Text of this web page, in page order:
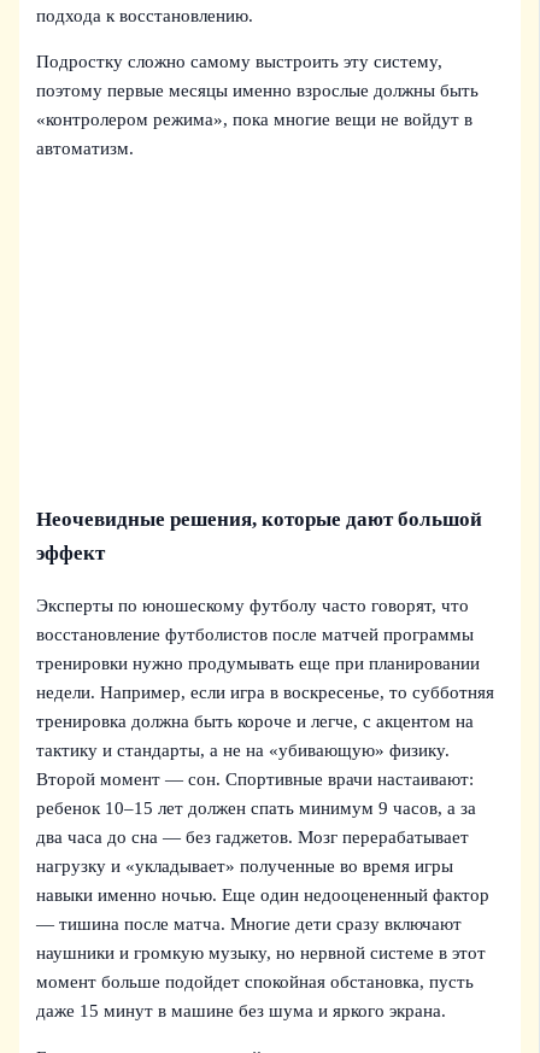
подхода к восстановлению.
Подростку сложно самому выстроить эту систему,
поэтому первые месяцы именно взрослые должны быть
«контролером режима», пока многие вещи не войдут в
автоматизм.
Неочевидные решения, которые дают большой
эффект
Эксперты по юношескому футболу часто говорят, что
восстановление футболистов после матчей программы
тренировки нужно продумывать еще при планировании
недели. Например, если игра в воскресенье, то субботняя
тренировка должна быть короче и легче, с акцентом на
тактику и стандарты, а не на «убивающую» физику.
Второй момент — сон. Спортивные врачи настаивают:
ребенок 10–15 лет должен спать минимум 9 часов, а за
два часа до сна — без гаджетов. Мозг перерабатывает
нагрузку и «укладывает» полученные во время игры
навыки именно ночью. Еще один недооцененный фактор
— тишина после матча. Многие дети сразу включают
наушники и громкую музыку, но нервной системе в этот
момент больше подойдет спокойная обстановка, пусть
даже 15 минут в машине без шума и яркого экрана.